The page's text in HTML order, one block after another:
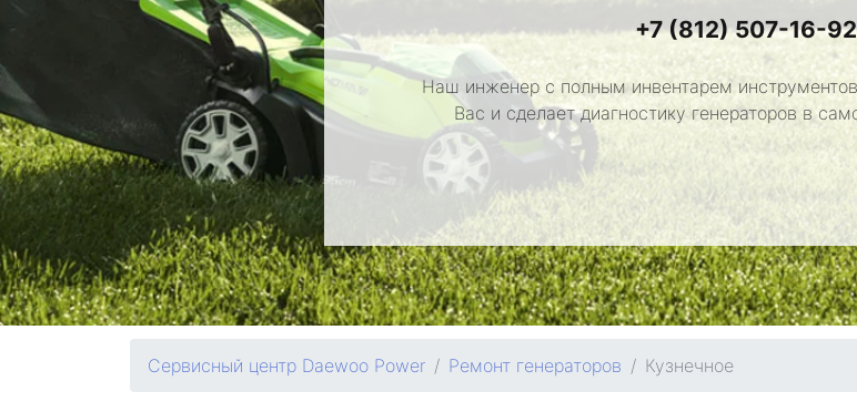
+7 (812) 507-16-92
Наш инженер с полным инвентарем
Вас и сделает диагностику генераторов в
Сервисный центр Daewoo Power Ремонт генераторов Кузнечное